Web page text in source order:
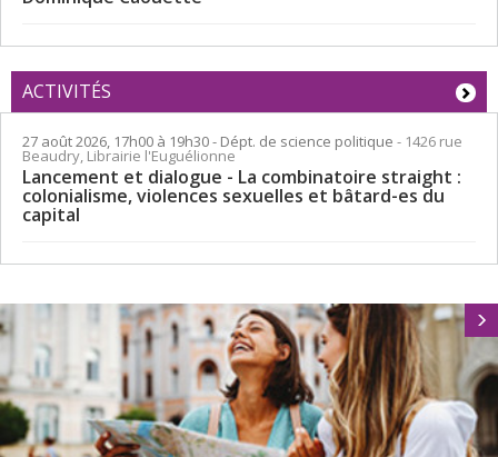
ACTIVITÉS
27 août 2026, 17h00 à 19h30- Dépt. de science politique - 1426 rue
Beaudry, Librairie l'Euguélionne
Lancement et dialogue - La combinatoire straight :
colonialisme, violences sexuelles et bâtard-es du
capital